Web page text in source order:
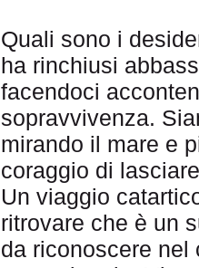
Quali sono i
ha rinchiusi
facendoci
sopravvivenza.
mirando il mare e
coraggio di
Un viaggio
ritrovare che è un
da riconoscere nel